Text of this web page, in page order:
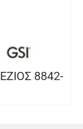
8842-